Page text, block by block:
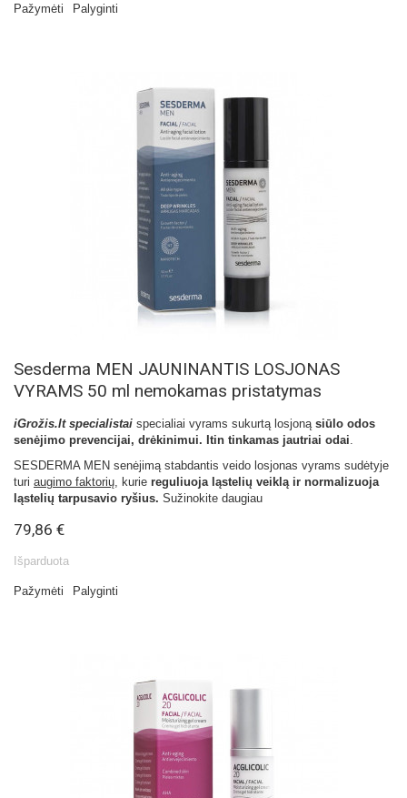
Pažymėti Palyginti
Sesderma MEN JAUNINANTIS LOSJONAS
VYRAMS 50 ml nemokamas pristatymas
iGrožis.lt specialistai specialiai vyrams sukurtą losjoną siūlo odos
senėjimo prevencijai, drėkinimui. Itin tinkamas jautriai odai
SESDERMA MEN senėjimą stabdantis veido losjonas vyrams sudėtyje
turi augimo faktorių , kurie reguliuoja ląstelių veiklą ir normalizuoja
ląstelių tarpusavio ryšius. Sužinokite daugiau
79,86 €
Išparduota
Pažymėti Palyginti